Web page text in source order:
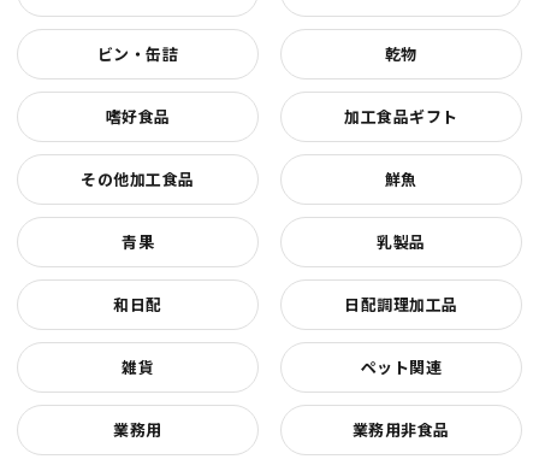
ビン・缶詰 乾物
嗜好食品 加工食品ギフト
その他加工食品 鮮魚
青果 乳製品
和日配 日配調理加工品
雑貨 ペット関連
業務用 業務用非食品